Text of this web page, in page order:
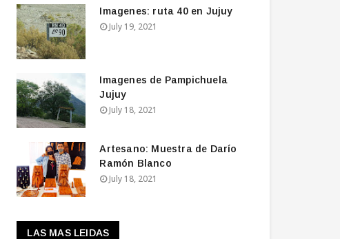
Imagenes: ruta 40 en Jujuy
July 19, 2021
Imagenes de Pampichuela
Jujuy
July 18, 2021
Artesano: Muestra de Darío
Ramón Blanco
July 18, 2021
LAS MAS LEIDAS